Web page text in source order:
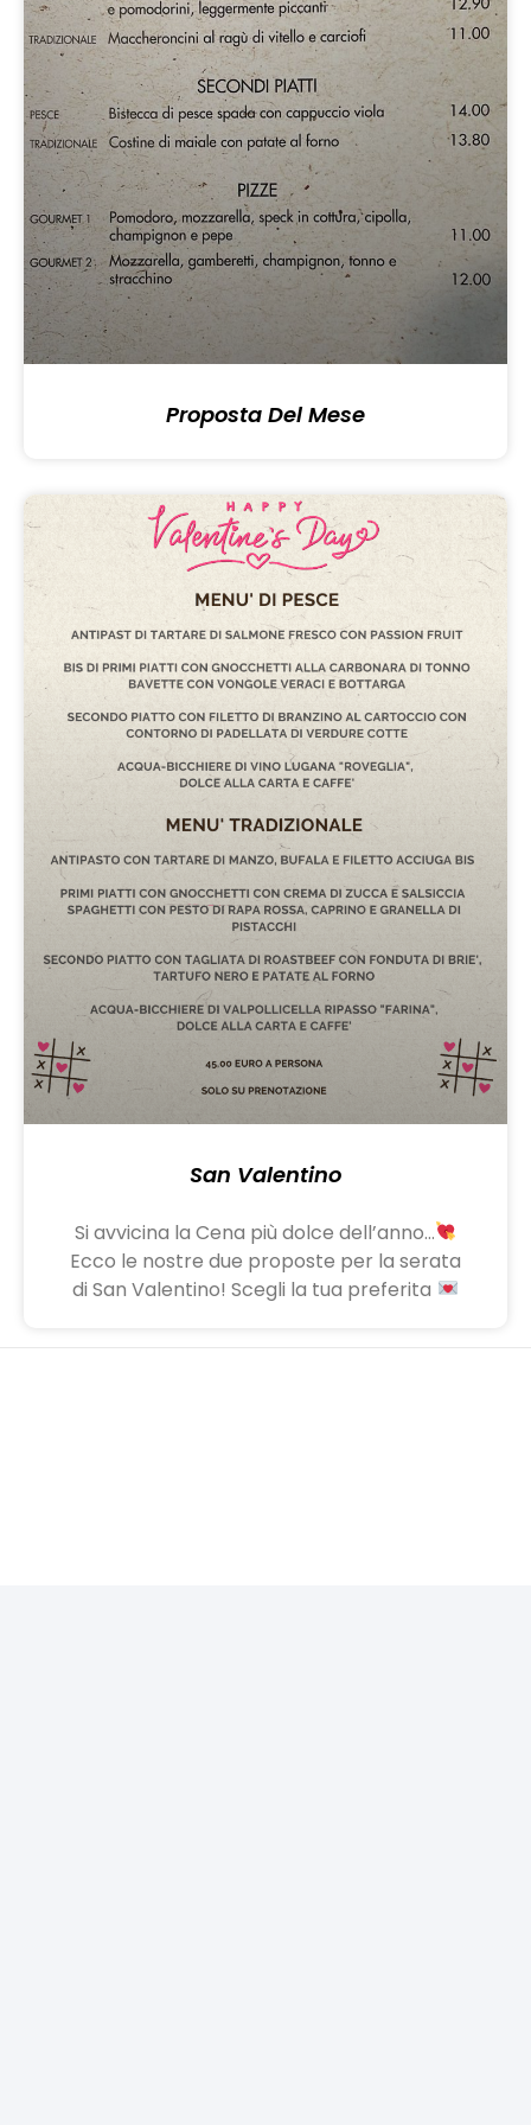
Proposta Del Mese
San Valentino
Si avvicina la Cena più dolce dell’anno…
Ecco le nostre due proposte per la serata
di San Valentino! Scegli la tua preferita